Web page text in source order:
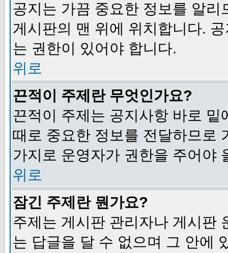
공지는 가끔 중요한 정보를 알
게시판의 맨 위에 위치합니다.
는 권한이 있어야 합니다.
위로
끈적이 주제란 무엇인가요?
끈적이 주제는 공지사항 바로
때로 중요한 정보를 전달하므로
가지로 운영자가 권한을 주어야
위로
잠긴 주제란 뭔가요?
주제는 게시판 관리자나 게시판
는 답글을 달 수 없으며 그 안에